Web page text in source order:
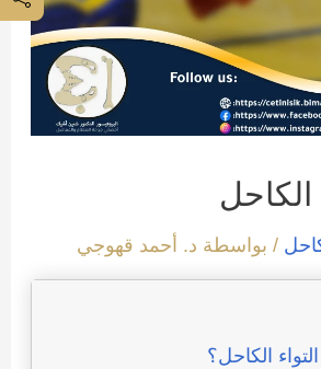
الكاحل
/ بواسطة د. أحمد قهوجي
الكاحل؟